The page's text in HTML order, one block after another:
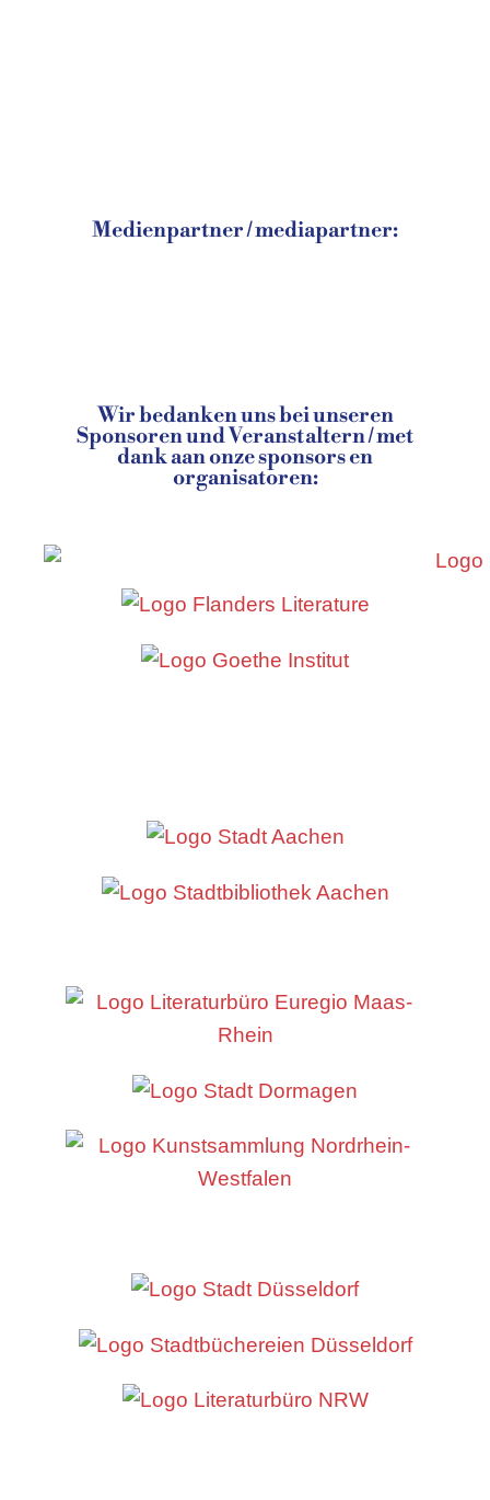
Medienpartner / mediapartner:
Wir bedanken uns bei unseren
Sponsoren und Veranstaltern / met
dank aan onze sponsors en
organisatoren: